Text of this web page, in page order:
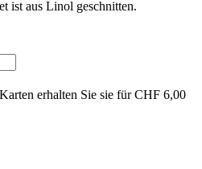
ist aus Linol geschnitten.
erhalten Sie sie für CHF 6,00